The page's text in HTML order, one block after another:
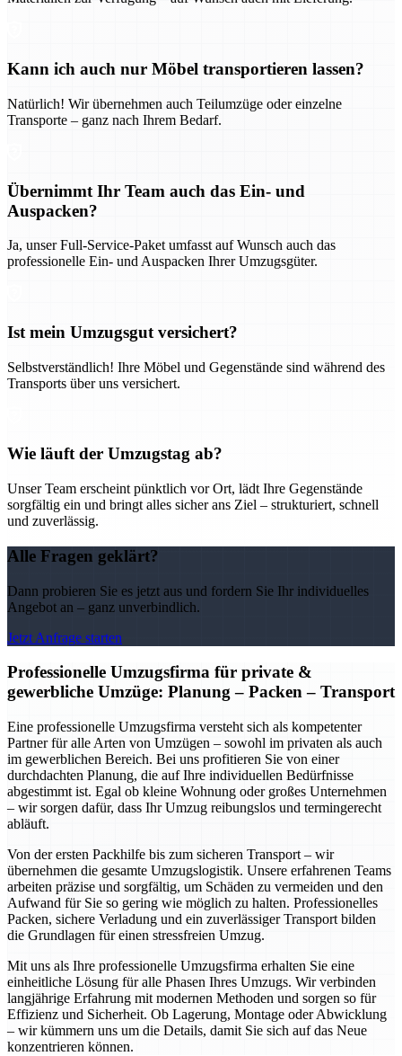
Kann ich auch nur Möbel transportieren lassen?
Natürlich! Wir übernehmen auch Teilumzüge oder einzelne
Transporte – ganz nach Ihrem Bedarf.
Übernimmt Ihr Team auch das Ein- und
Auspacken?
Ja, unser Full-Service-Paket umfasst auf Wunsch auch das
professionelle Ein- und Auspacken Ihrer Umzugsgüter.
Ist mein Umzugsgut versichert?
Selbstverständlich! Ihre Möbel und Gegenstände sind während des
Transports über uns versichert.
Wie läuft der Umzugstag ab?
Unser Team erscheint pünktlich vor Ort, lädt Ihre Gegenstände
sorgfältig ein und bringt alles sicher ans Ziel – strukturiert, schnell
und zuverlässig.
Alle Fragen geklärt?
Dann probieren Sie es jetzt aus und fordern Sie Ihr individuelles
Angebot an – ganz unverbindlich.
Jetzt Anfrage starten
Professionelle Umzugsfirma für private &
gewerbliche Umzüge: Planung – Packen – Transport
Eine professionelle Umzugsfirma versteht sich als kompetenter
Partner für alle Arten von Umzügen – sowohl im privaten als auch
im gewerblichen Bereich. Bei uns profitieren Sie von einer
durchdachten Planung, die auf Ihre individuellen Bedürfnisse
abgestimmt ist. Egal ob kleine Wohnung oder großes Unternehmen
– wir sorgen dafür, dass Ihr Umzug reibungslos und termingerecht
abläuft.
Von der ersten Packhilfe bis zum sicheren Transport – wir
übernehmen die gesamte Umzugslogistik. Unsere erfahrenen Teams
arbeiten präzise und sorgfältig, um Schäden zu vermeiden und den
Aufwand für Sie so gering wie möglich zu halten. Professionelles
Packen, sichere Verladung und ein zuverlässiger Transport bilden
die Grundlagen für einen stressfreien Umzug.
Mit uns als Ihre professionelle Umzugsfirma erhalten Sie eine
einheitliche Lösung für alle Phasen Ihres Umzugs. Wir verbinden
langjährige Erfahrung mit modernen Methoden und sorgen so für
Effizienz und Sicherheit. Ob Lagerung, Montage oder Abwicklung
– wir kümmern uns um die Details, damit Sie sich auf das Neue
konzentrieren können.